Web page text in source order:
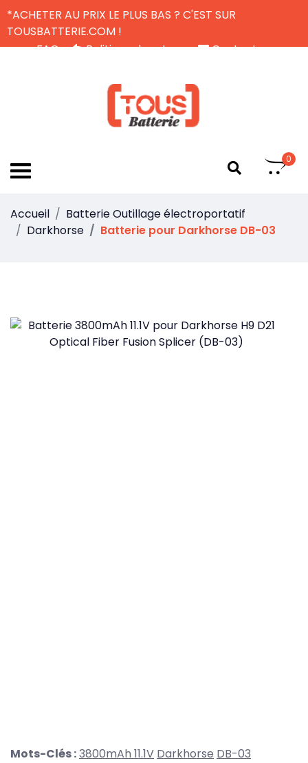
*ACHETER AU PRIX LE PLUS BAS ? C'EST SUR
TOUSBATTERIE.COM !
FAQ
Politique de retour
Contactez-nous
0
Accueil
Batterie Outillage électroportatif
Darkhorse
Batterie pour Darkhorse DB-03
Mots-Clés :3800mAh 11.1V Darkhorse DB-03